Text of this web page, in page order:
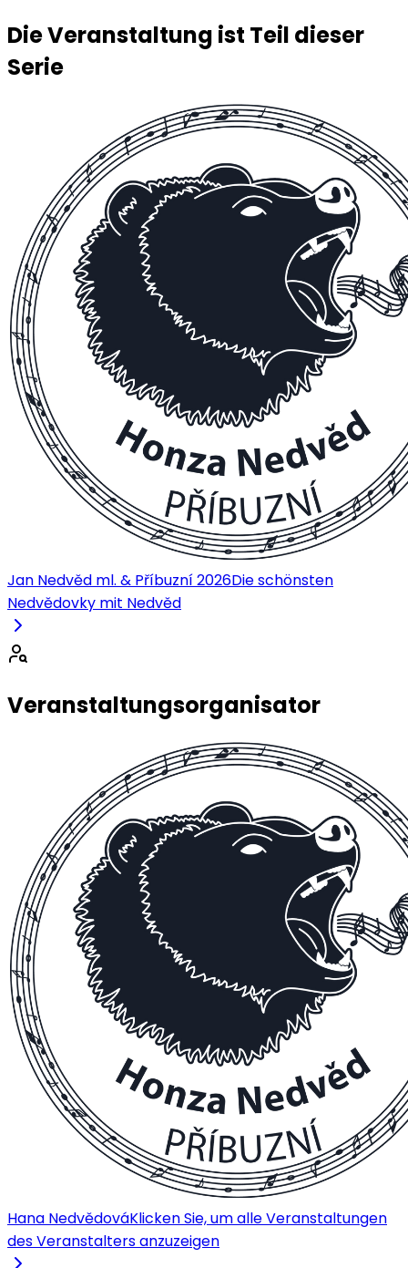
Die Veranstaltung ist Teil dieser
Serie
Jan Nedvěd ml. & Příbuzní 2026Die schönsten
Nedvědovky mit Nedvěd
Veranstaltungsorganisator
Hana NedvědováKlicken Sie, um alle Veranstaltungen
des Veranstalters anzuzeigen